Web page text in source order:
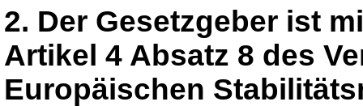
2. Der Gesetzgeber ist
Artikel 4 Absatz 8 des
Europäischen